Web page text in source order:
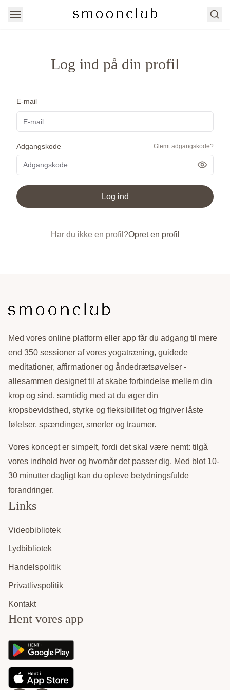
Søg
Log ind på din profil
E-mail
Adgangskode Glemt adgangskode?
Vis
Log ind
Har du ikke en profil?Opret en profil
Med vores online platform eller app får du adgang til mere
end 350 sessioner af vores yogatræning, guidede
meditationer, affirmationer og åndedrætsøvelser -
allesammen designet til at skabe forbindelse mellem din
krop og sind, samtidig med at du øger din
kropsbevidsthed, styrke og fleksibilitet og frigiver låste
følelser, spændinger, smerter og traumer.
Vores koncept er simpelt, fordi det skal være nemt: tilgå
vores indhold hvor og hvornår det passer dig. Med blot 10-
30 minutter dagligt kan du opleve betydningsfulde
forandringer.
Links
Videobibliotek
Lydbibliotek
Handelspolitik
Privatlivspolitik
Kontakt
Hent vores app